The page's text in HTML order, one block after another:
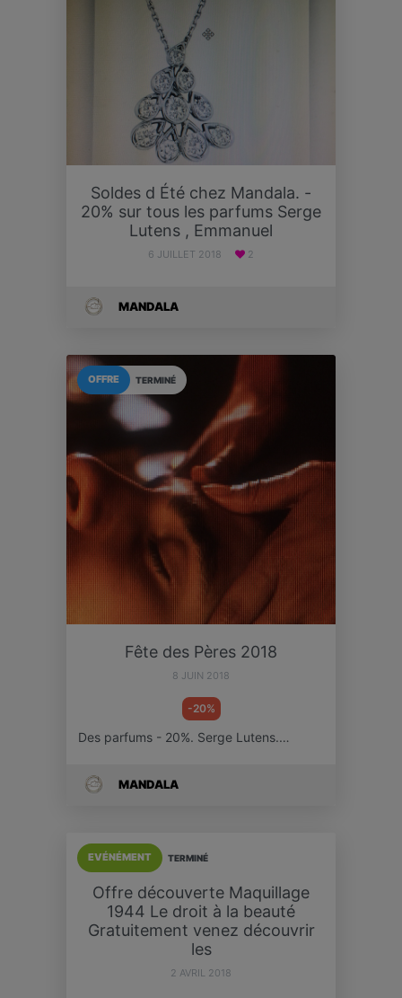
Soldes d Été chez Mandala. -
20% sur tous les parfums Serge
Lutens , Emmanuel
6 JUILLET 2018 2
MANDALA
TERMINÉ
OFFRE
Fête des Pères 2018
8 JUIN 2018
-20%
Des parfums - 20%. Serge Lutens.…
MANDALA
TERMINÉ
EVÉNÉMENT
Offre découverte Maquillage
1944 Le droit à la beauté
Gratuitement venez découvrir
les
2 AVRIL 2018